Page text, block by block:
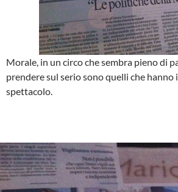
Morale, in un circo che sembra pieno di
prendere sul serio sono quelli che hanno
spettacolo.